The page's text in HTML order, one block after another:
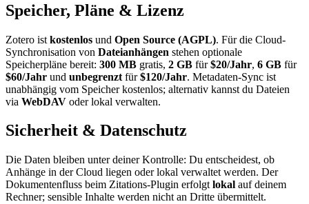
Speicher, Pläne & Lizenz
Zotero ist kostenlos und Open Source (AGPL). Für die Cloud-
Synchronisation von Dateianhängen stehen optionale
Speicherpläne bereit: 300 MB gratis, 2 GB für$20/Jahr, 6 GB für
$60/Jahr und unbegrenzt für$120/Jahr. Metadaten-Sync ist
unabhängig vom Speicher kostenlos; alternativ kannst du Dateien
via WebDAV oder lokal verwalten.
Sicherheit & Datenschutz
Die Daten bleiben unter deiner Kontrolle: Du entscheidest, ob
Anhänge in der Cloud liegen oder lokal verwaltet werden. Der
Dokumentenfluss beim Zitations-Plugin erfolgt lokal auf deinem
Rechner; sensible Inhalte werden nicht an Dritte übermittelt.